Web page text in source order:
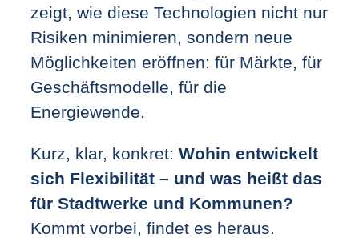
zeigt, wie diese Technologien nicht nur
Risiken minimieren, sondern neue
Möglichkeiten eröffnen: für Märkte, für
Geschäftsmodelle, für die
Energiewende.
Kurz, klar, konkret: Wohin entwickelt
sich Flexibilität – und was heißt das
für Stadtwerke und Kommunen?
Kommt vorbei, findet es heraus.